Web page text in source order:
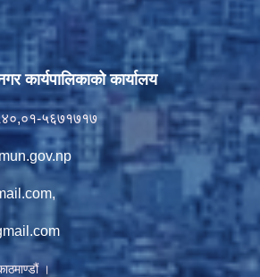
नगर कार्यपालिकाको कार्यालय
५६७१७१७
,
।